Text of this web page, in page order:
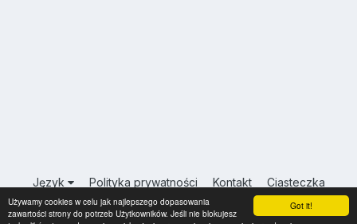
Got it!
Używamy cookies w celu jak najlepszego dopasowania
zawartości strony do potrzeb Użytkowników. Jeśli nie blokujesz
Język Polityka prywatności Kontakt Ciasteczka
USA.INFO.PL
Powered by Invision Community